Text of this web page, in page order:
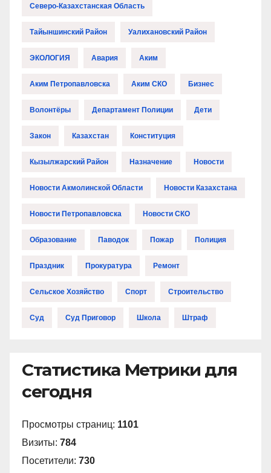
Северо-Казахстанская Область
Тайыншинский Район Уалихановский Район
ЭКОЛОГИЯ Авария Аким
Аким Петропавловска Аким СКО Бизнес
Волонтёры Департамент Полиции Дети
Закон Казахстан Конституция
Кызылжарский Район Назначение Новости
Новости Акмолинской Области Новости Казахстана
Новости Петропавловска Новости СКО
Образование Паводок Пожар Полиция
Праздник Прокуратура Ремонт
Сельское Хозяйство Спорт Строительство
Суд Суд Приговор Школа Штраф
Статистика Метрики для
сегодня
Просмотры страниц: 1101
Визиты: 784
Посетители: 730